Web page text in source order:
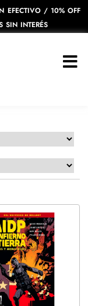
EFECTIVO / 10% OFF
SIN INTERÉS